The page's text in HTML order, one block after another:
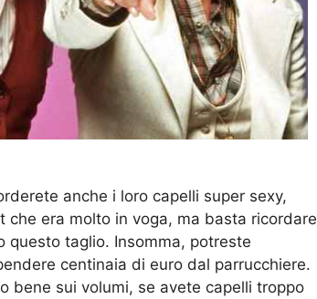
anche i loro capelli super sexy,
era molto in voga, ma basta ricordare
questo taglio. Insomma, potreste
centinaia di euro dal parrucchiere.
bene sui volumi, se avete capelli troppo